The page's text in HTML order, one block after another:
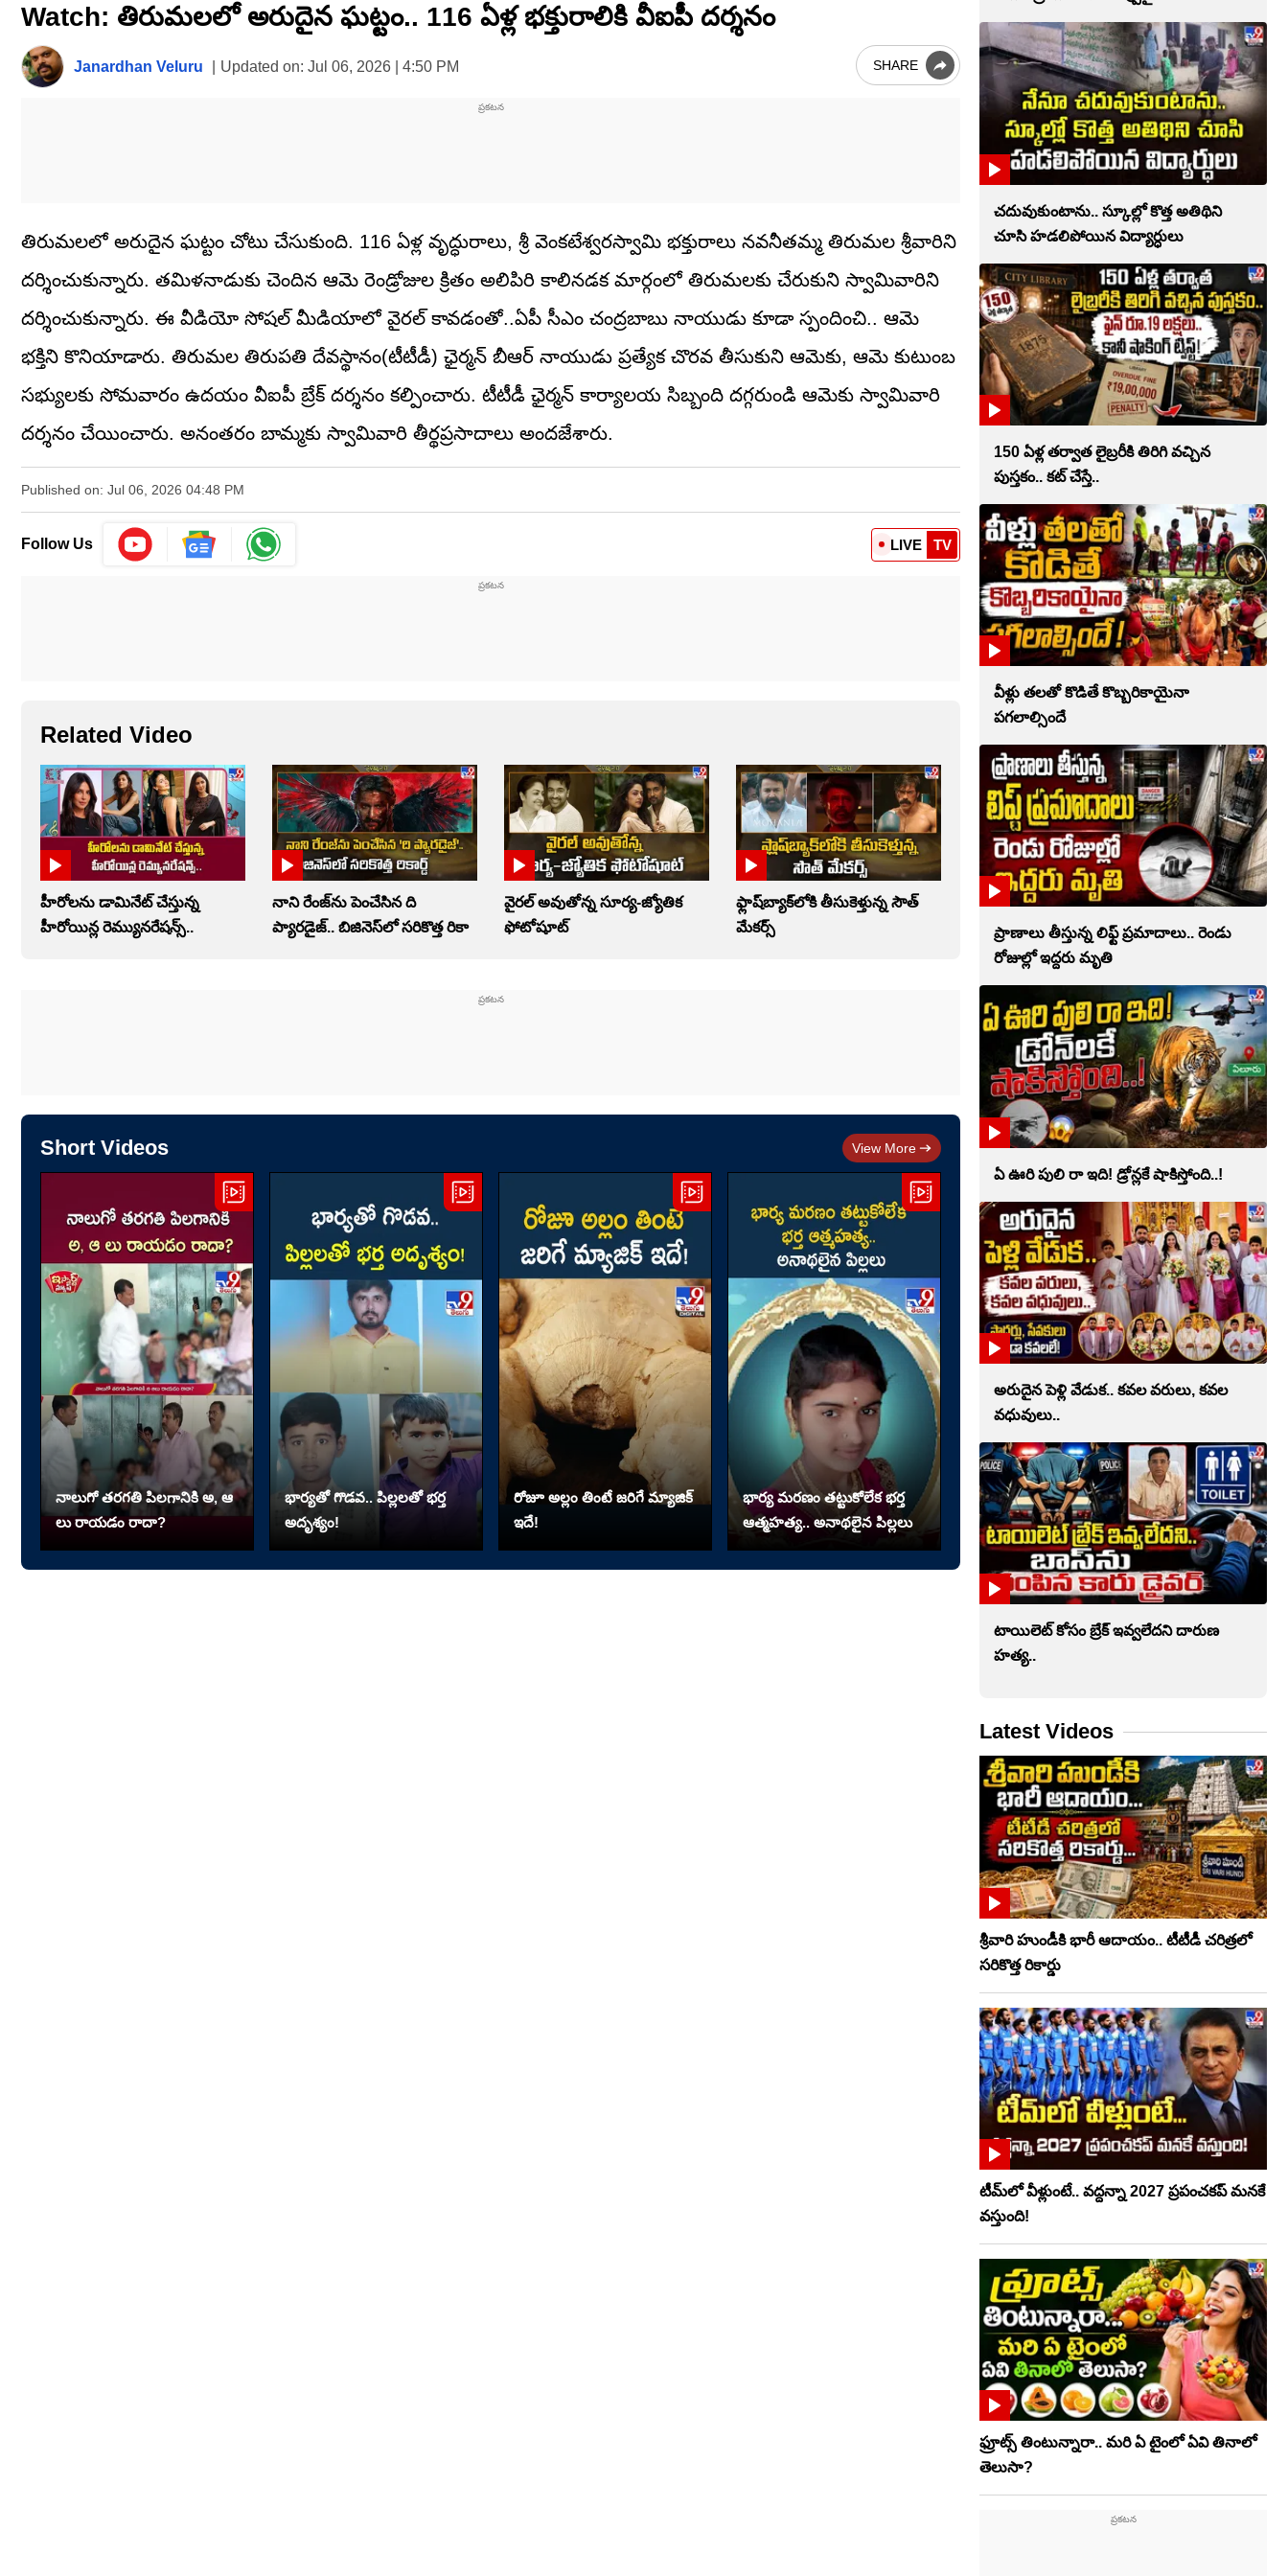
seconds
of
minutes,
7
seconds
Watch: తిరుమలలో అరుదైన ఘట్టం.. 116 ఏళ్ల భక్తురాలికి వీఐపీ దర్శనం
Janardhan Veluru Updated on: Jul 06, 2026 | 4:50 PM SHARE
తిరుమలలో అరుదైన ఘట్టం చోటు చేసుకుంది. 116 ఏళ్ల వృద్ధురాలు, శ్రీ వెంకటేశ్వరస్వామి భక్తురాలు నవనీతమ్మ తిరుమల శ్రీవారిని
దర్శించుకున్నారు. తమిళనాడుకు చెందిన ఆమె రెండ్రోజుల క్రితం అలిపిరి కాలినడక మార్గంలో తిరుమలకు చేరుకుని స్వామివారిని
దర్శించుకున్నారు. ఈ వీడియో సోషల్ మీడియాలో వైరల్ కావడంతో..ఏపీ సీఎం చంద్రబాబు నాయుడు కూడా స్పందించి.. ఆమె
భక్తిని కొనియాడారు. తిరుమల తిరుపతి దేవస్థానం(టీటీడీ) ఛైర్మన్ బీఆర్ నాయుడు ప్రత్యేక చొరవ తీసుకుని ఆమెకు, ఆమె కుటుంబ
సభ్యులకు సోమవారం ఉదయం వీఐపీ బ్రేక్ దర్శనం కల్పించారు. టీటీడీ ఛైర్మన్ కార్యాలయ సిబ్బంది దగ్గరుండి ఆమెకు స్వామివారి
దర్శనం చేయించారు. అనంతరం బామ్మకు స్వామివారి తీర్థప్రసాదాలు అందజేశారు.
Published on: Jul 06, 2026 04:48 PM
Follow Us LIVE TV
Related Video
హీరోలను డామినేట్ చేస్తున్న
హీరోయిన్ల రెమ్యునరేషన్స్..
నాని రేంజ్‌ను పెంచేసిన ది
ప్యారడైజ్.. బిజినెస్‌లో సరికొత్త రికా
వైరల్ అవుతోన్న సూర్య-జ్యోతిక
ఫోటోషూట్
ఫ్లాష్‌బ్యాక్‌లోకి తీసుకెళ్తున్న సౌత్‌
మేకర్స్‌
Short Videos View More
నాలుగో త‌ర‌గతి పిలగానికి అ, ఆ
లు రాయ‌డం రాదా?
భార్యతో గొడవ.. పిల్లలతో భర్త
అదృశ్యం!
రోజూ అల్లం తింటే జరిగే మ్యాజిక్
ఇదే!
భార్య మరణం తట్టుకోలేక భర్త
ఆత్మహత్య.. అనాథలైన పిల్లలు
చదువుకుంటాను.. స్కూల్లో కొత్త అతిథిని
చూసి హడలిపోయిన విద్యార్ధులు
150 ఏళ్ల తర్వాత లైబ్రరీకి తిరిగి వచ్చిన
పుస్తకం.. కట్ చేస్తే..
వీళ్లు తలతో కొడితే కొబ్బరికాయైనా
పగలాల్సిందే
ప్రాణాలు తీస్తున్న లిఫ్ట్‌ ప్రమాదాలు.. రెండు
రోజుల్లో ఇద్దరు మృతి
ఏ ఊరి పులి రా ఇది! డ్రోన్లకే షాకిస్తోంది..!
అరుదైన పెళ్లి వేడుక.. కవల వరులు, కవల
వధువులు..
టాయిలెట్‌ కోసం బ్రేక్‌ ఇవ్వలేదని దారుణ
హత్య..
Latest Videos
శ్రీవారి హుండీకి భారీ ఆదాయం.. టీటీడీ చరిత్రలో
సరికొత్త రికార్డు
టీమ్‌లో వీళ్లుంటే.. వద్దన్నా 2027 ప్రపంచకప్‌ మనకే
వస్తుంది!
ఫ్రూట్స్‌ తింటున్నారా.. మరి ఏ టైంలో ఏవి తినాలో
తెలుసా?